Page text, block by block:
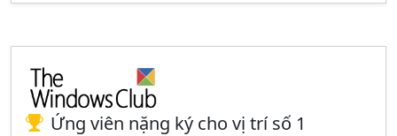
Ứng viên nặng ký cho vị trí số 1